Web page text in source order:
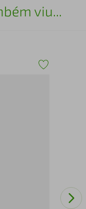
viu...